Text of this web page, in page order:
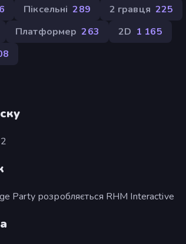
Піксельні 289 2 гравця 225
Платформер 263 2D 1 165
Party розробляється RHM Interactive